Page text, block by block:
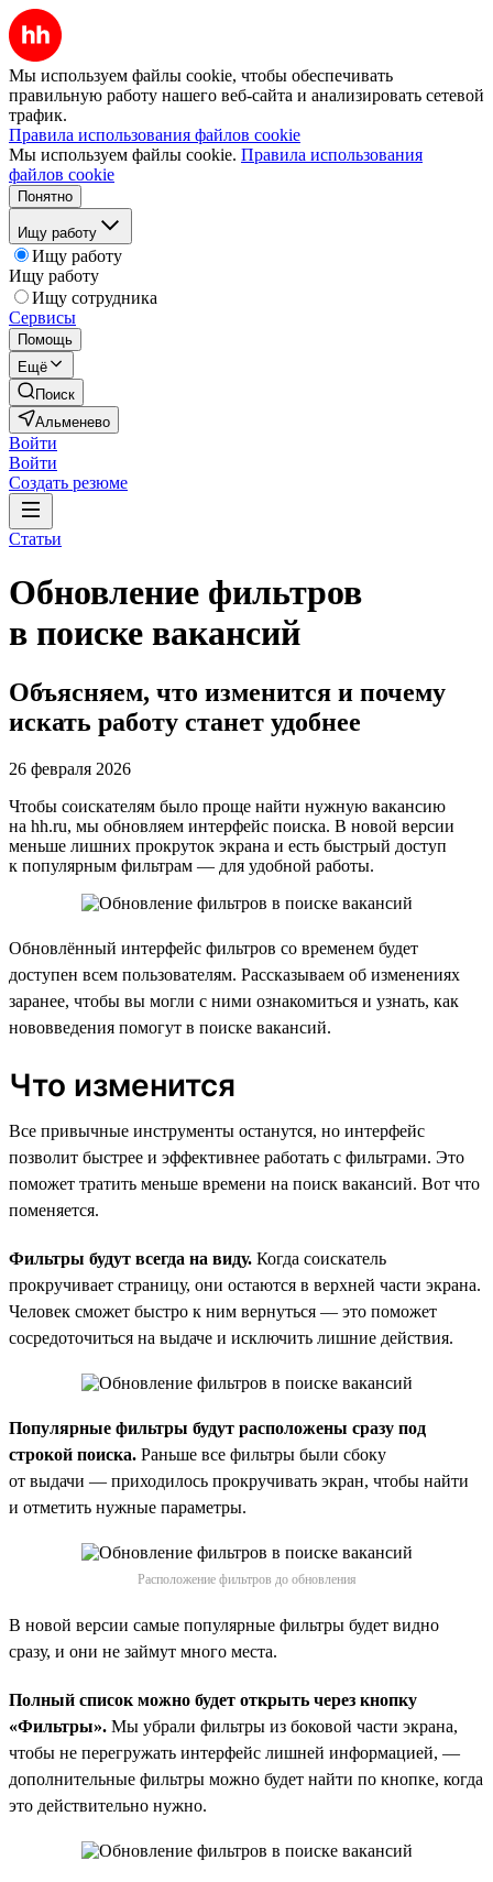
Мы используем файлы cookie, чтобы обеспечивать
правильную работу нашего веб-сайта и анализировать сетевой
трафик.
Правила использования файлов cookie
Мы используем файлы cookie. Правила использования
файлов cookie
Понятно
Ищу работу
Ищу работу
Ищу работу
Ищу сотрудника
Сервисы
Помощь
Ещё
Поиск
Альменево
Войти
Войти
Создать резюме
Статьи
Обновление фильтров
в поиске вакансий
Объясняем, что изменится и почему
искать работу станет удобнее
26 февраля 2026
Чтобы соискателям было проще найти нужную вакансию
на hh.ru, мы обновляем интерфейс поиска. В новой версии
меньше лишних прокруток экрана и есть быстрый доступ
к популярным фильтрам — для удобной работы.
Обновлённый интерфейс фильтров со временем будет
доступен всем пользователям. Рассказываем об изменениях
заранее, чтобы вы могли с ними ознакомиться и узнать, как
нововведения помогут в поиске вакансий.
Что изменится
Все привычные инструменты останутся, но интерфейс
позволит быстрее и эффективнее работать с фильтрами. Это
поможет тратить меньше времени на поиск вакансий. Вот что
поменяется.
Фильтры будут всегда на виду. Когда соискатель
прокручивает страницу, они остаются в верхней части экрана.
Человек сможет быстро к ним вернуться — это поможет
сосредоточиться на выдаче и исключить лишние действия.
Популярные фильтры будут расположены сразу под
строкой поиска. Раньше все фильтры были сбоку
от выдачи — приходилось прокручивать экран, чтобы найти
и отметить нужные параметры.
Расположение фильтров до обновления
В новой версии самые популярные фильтры будет видно
сразу, и они не займут много места.
Полный список можно будет открыть через кнопку
«Фильтры». Мы убрали фильтры из боковой части экрана,
чтобы не перегружать интерфейс лишней информацией, —
дополнительные фильтры можно будет найти по кнопке, когда
это действительно нужно.